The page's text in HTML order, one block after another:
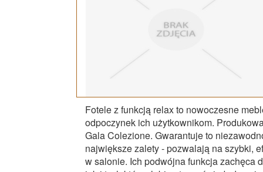
Fotele z funkcją relax to nowoczesne
odpoczynek ich użytkownikom.
Gala Colezione. Gwarantuje to
największe zalety - pozwalają na szybki,
w salonie. Ich podwójna funkcja zachęca